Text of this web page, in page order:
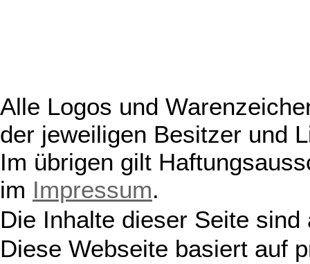
Alle Logos und
der jeweiligen Besitzer und
Im übrigen gilt
im Impressum.
Die Inhalte dieser Seite
Diese Webseite basiert auf